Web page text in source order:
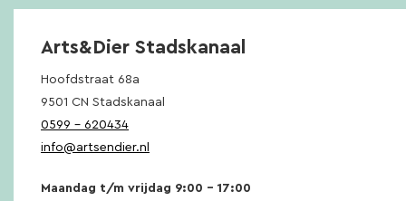
Arts&Dier Stadskanaal
Hoofdstraat 68a
9501 CN Stadskanaal
0599 – 620434
info@artsendier.nl
Maandag t/m vrijdag 9:00 – 17:00